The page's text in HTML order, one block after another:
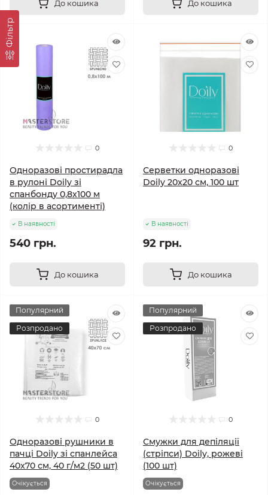
Фільтр
До кошика До кошика
0
Одноразові простирадла
в рулоні Doily зі
спанбонду 0,8x100 м
(колір в асортименті)
В наявності
540 грн.
До кошика
0
Серветки одноразові
Doily 20x20 см, 100 шт
В наявності
92 грн.
До кошика
Популярний
Розпродано
0
Одноразові рушники в
пачці Doily зі спанлейса
40x70 см, 40 г/м2 (50 шт)
Очікується
Популярний
Розпродано
0
Смужки для депіляції
(стріпси) Doily, рожеві
(100 шт)
Очікується